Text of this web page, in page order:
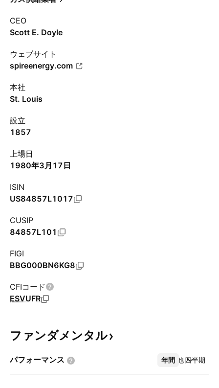
CEO
Scott E. Doyle
ウェブサイト
spireenergy.com
本社
St. Louis
設立
1857
上場日
1980年3月17日
ISIN
US84857L1017
CUSIP
84857L101
FIGI
BBG000BN6KG8
CFIコード
ESVUFR
ファンダメンタル
パフォーマンス 年間 四半期
その他